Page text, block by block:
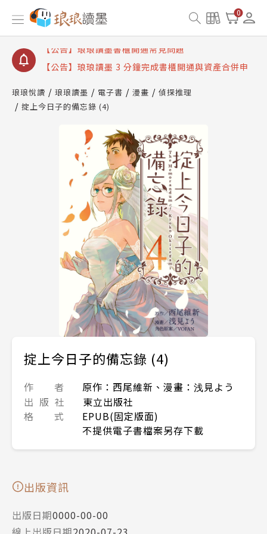
0
【公告】琅琅讀墨數位閱讀資產合併與書櫃開通申請
【公告】琅琅讀墨書櫃開通常見問題
【公告】琅琅讀墨 3 分鐘完成書櫃開通與資產合併申
請圖文教學
查詢
【公告】琅琅讀墨數位閱讀資產合併與書櫃開通申請
琅琅悅讀 琅琅讀墨 電子書 漫畫
偵探推理
掟上今日子的備忘錄 (4)
掟上今日子的備忘錄 (4)
作 者
原作：西尾維新、漫畫：浅見よう
出 版 社
東立出版社
格 式
EPUB(固定版面)
不提供電子書檔案另存下載
出版資訊
出版日期0000-00-00